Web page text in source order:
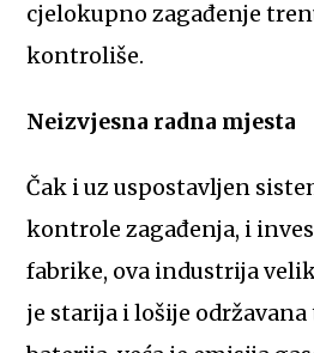
cjelokupno zagađenje
kontroliše.
Neizvjesna radna mjesta
Čak i uz uspostavljen
kontrole zagađenja, i
fabrike, ova industrija
je starija i lošije